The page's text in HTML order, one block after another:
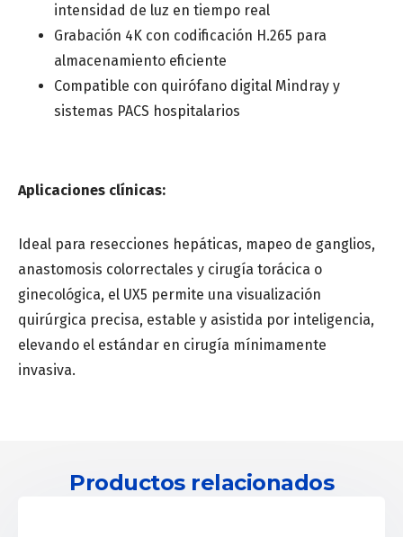
Centro de saludo o Institución médica
Mensaje
intensidad de luz en tiempo real
Grabación 4K con codificación H.265 para
almacenamiento eficiente
Compatible con quirófano digital Mindray y
sistemas PACS hospitalarios
Aplicaciones clínicas:
Ideal para resecciones hepáticas, mapeo de ganglios,
anastomosis colorrectales y cirugía torácica o
ginecológica, el UX5 permite una visualización
quirúrgica precisa, estable y asistida por inteligencia,
elevando el estándar en cirugía mínimamente
invasiva.
Productos relacionados